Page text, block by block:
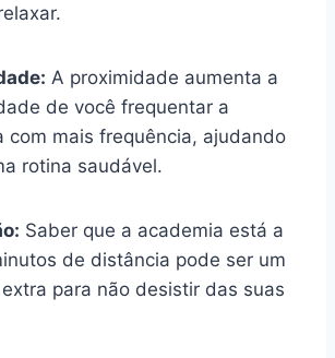
A proximidade aumenta a
de você frequentar a
com mais frequência, ajudando
rotina saudável.
Saber que a academia está a
de distância pode ser um
para não desistir das suas